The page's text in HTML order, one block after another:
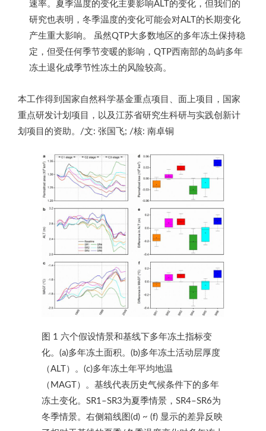
速率。夏季温度的变化主要影响ALT的变化，但我们的
研究也表明，冬季温度的变化可能会对ALT的长期变化
产生重大影响。 虽然QTP大多数地区的多年冻土保持稳
定，但受任何季节变暖的影响，QTP西南部的岛屿多年
冻土退化成季节性冻土的风险较高。
本工作得到国家自然科学基金重点项目、面上项目，国家
重点研发计划项目，以及江苏省研究生科研与实践创新计
划项目的资助。/文: 张国飞; /核: 南卓铜
图 1 六个假设情景和基线下多年冻土指标变
化。(a)多年冻土面积。(b)多年冻土活动层厚度
（ALT）。(c)多年冻土年平均地温
（MAGT）。基线代表历史气候条件下的多年
冻土变化。SR1–SR3为夏季情景，SR4–SR6为
冬季情景。右侧箱线图(d) ~ (f) 显示的差异反映